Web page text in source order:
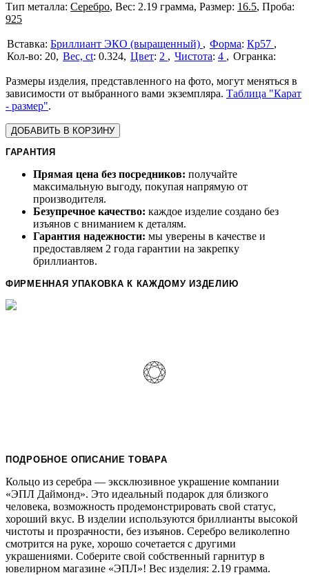
Тип металла: Серебро, Вес: 2.19 грамма, Размер: 16.5, Проба:
925
Бриллиант ЭКО (выращенный) Форма: Кр57
20 Вес, ct: 0.324 Цвет: 2 Чистота: 4
Размеры изделия, представленного на фото, могут меняться в
зависимости от выбранного вами экземпляра. Таблица "Карат
- размер".
ДОБАВИТЬ В КОРЗИНУ
ГАРАНТИЯ
Прямая цена без посредников: получайте
максимальную выгоду, покупая напрямую от
производителя.
Безупречное качество: каждое изделие создано без
изъянов с вниманием к деталям.
Гарантия надежности: мы уверены в качестве и
предоставляем 2 года гарантии на закрепку
бриллиантов.
ФИРМЕННАЯ УПАКОВКА К КАЖДОМУ ИЗДЕЛИЮ
ПОДРОБНОЕ ОПИСАНИЕ ТОВАРА
Кольцо из серебра — эксклюзивное украшение компании
«ЭПЛ Даймонд». Это идеальный подарок для близкого
человека, возможность продемонстрировать свой статус,
хороший вкус. В изделии используются бриллианты высокой
чистоты и прозрачности, без изъянов. Серебро великолепно
смотрится на руке, хорошо сочетается с другими
украшениями. Соберите свой собственный гарнитур в
ювелирном магазине «ЭПЛ»! Вес изделия: 2.19 грамма.